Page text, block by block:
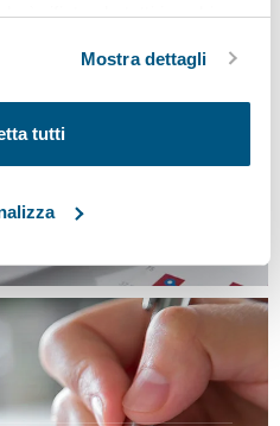
rifiutando tutti i cookie,
Mostra dettagli
tutti